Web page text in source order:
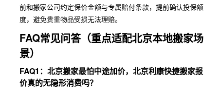
前和搬家公司约定保价金额与专属赔付条款，提前确认投保额
度，避免贵重物品受损无法理赔。
FAQ常见问答（重点适配北京本地搬家场
景）
FAQ1：北京搬家最怕中途加价，北京利康快捷搬家报
价真的无隐形消费吗？